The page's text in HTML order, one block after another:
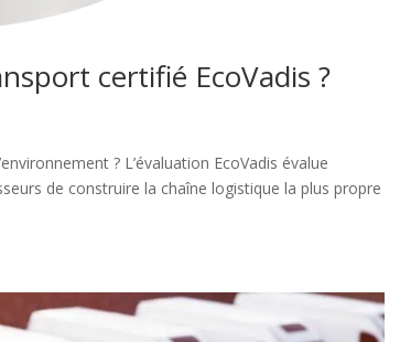
certifié EcoVadis ?
? L’évaluation EcoVadis évalue
de construire la chaîne logistique la plus propre